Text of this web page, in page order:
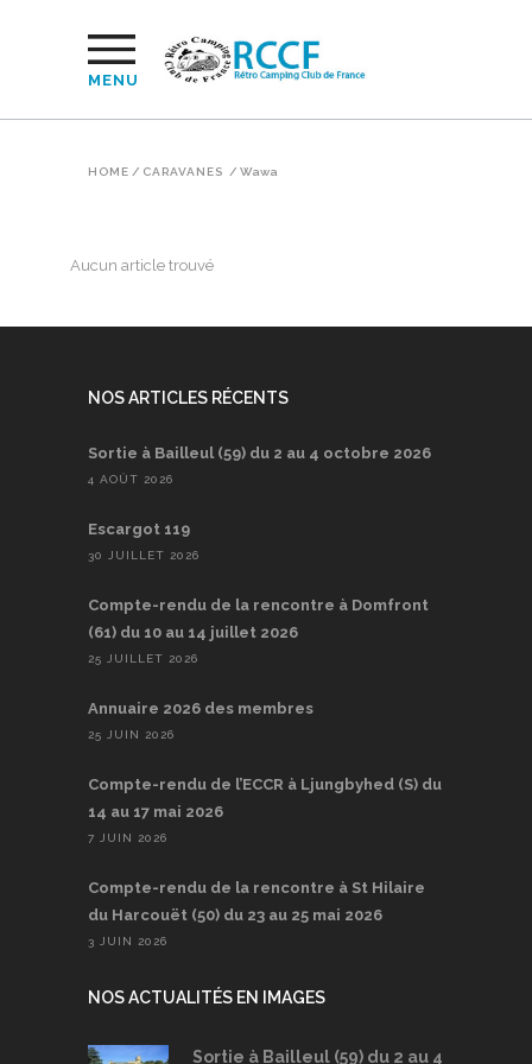
MENU
HOME / CARAVANES / Wawa
Aucun article trouvé
NOS ARTICLES RÉCENTS
Sortie à Bailleul (59) du 2 au 4 octobre 2026
4 AOÛT 2026
Escargot 119
30 JUILLET 2026
Compte-rendu de la rencontre à Domfront
(61) du 10 au 14 juillet 2026
25 JUILLET 2026
Annuaire 2026 des membres
25 JUIN 2026
Compte-rendu de l’ECCR à Ljungbyhed (S) du
14 au 17 mai 2026
7 JUIN 2026
Compte-rendu de la rencontre à St Hilaire
du Harcouët (50) du 23 au 25 mai 2026
3 JUIN 2026
NOS ACTUALITÉS EN IMAGES
Sortie à Bailleul (59) du 2 au 4